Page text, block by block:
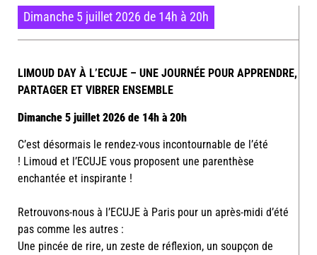
Dimanche 5 juillet 2026 de 14h à 20h
LIMOUD DAY À L’ECUJE – UNE JOURNÉE POUR APPRENDRE,
PARTAGER ET VIBRER ENSEMBLE
Dimanche 5 juillet 2026 de 14h à 20h
C’est désormais le rendez-vous incontournable de l’été
! Limoud et l’ECUJE vous proposent une parenthèse
enchantée et inspirante !
Retrouvons-nous à l’ECUJE à Paris pour un après-midi d’été
pas comme les autres :
Une pincée de rire, un zeste de réflexion, un soupçon de